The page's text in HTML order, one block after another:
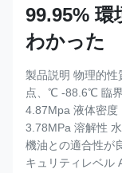
99.95% 環
わかった
製品説明 物理的
点、℃ -88.6℃ 臨
4.87Mpa 液体密
3.78MPa 溶解性
機油との適合性が
キュリティレベル